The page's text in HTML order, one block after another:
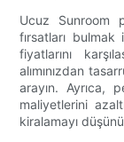
Ucuz Sunroom
fırsatları
fiyatlarını
alımınızdan
arayın. Ayrıca,
maliyetlerini
kiralamayı